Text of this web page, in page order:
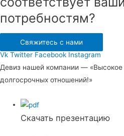
потребностям?
Свяжитесь с нами
Vk Twitter Facebook Instagram
Девиз нашей компании — «Высокое
долгосрочных отношений!»
Скачать презентацию